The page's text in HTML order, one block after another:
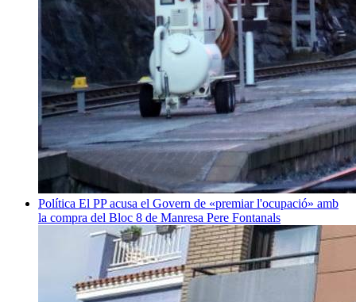
Política El PP acusa el Govern de «premiar l'ocupació» amb
la compra del Bloc 8 de Manresa Pere Fontanals